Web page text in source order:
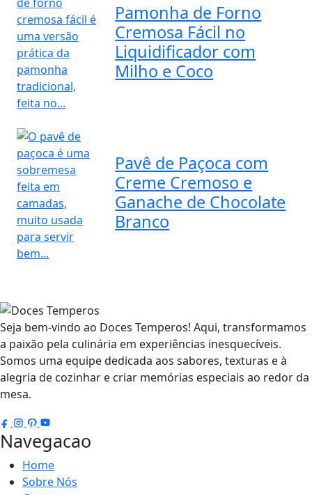
Pamonha de Forno
Cremosa Fácil no
Liquidificador com
Milho e Coco
Pavê de Paçoca com
Creme Cremoso e
Ganache de Chocolate
Branco
Seja bem-vindo ao Doces Temperos! Aqui, transformamos
a paixão pela culinária em experiências inesquecíveis.
Somos uma equipe dedicada aos sabores, texturas e à
alegria de cozinhar e criar memórias especiais ao redor da
mesa.
Navegacao
Home
Sobre Nós